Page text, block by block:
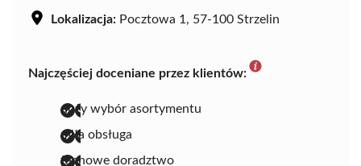
Lokalizacja: Pocztowa 1, 57-100 Strzelin
Najczęściej doceniane przez klientów:
duży wybór asortymentu
miła obsługa
fachowe doradztwo